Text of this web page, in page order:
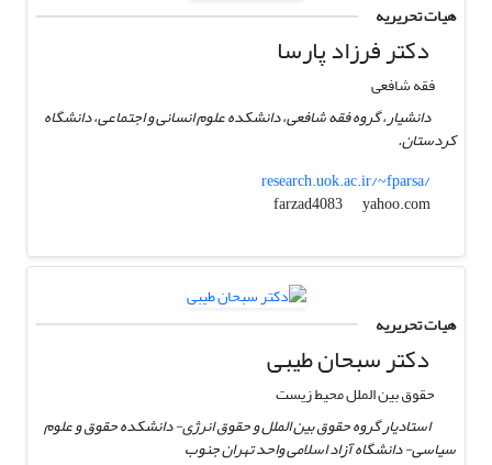
هیات تحریریه
دکتر فرزاد پارسا
فقه شافعی
دانشیار، گروه فقه شافعی، دانشکده علوم انسانی و اجتماعی، دانشگاه
کردستان.
research.uok.ac.ir/~fparsa/
farzad4083
yahoo.com
هیات تحریریه
دکتر سبحان طیبی
حقوق بین الملل محیط زیست
استادیار گروه حقوق بین الملل و حقوق انرژی- دانشکده حقوق و علوم
سیاسی- دانشگاه آزاد اسلامی واحد تهران جنوب